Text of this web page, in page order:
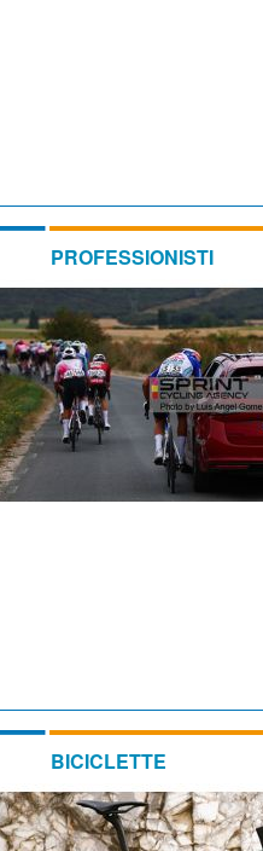
PROFESSIONISTI
BICICLETTE